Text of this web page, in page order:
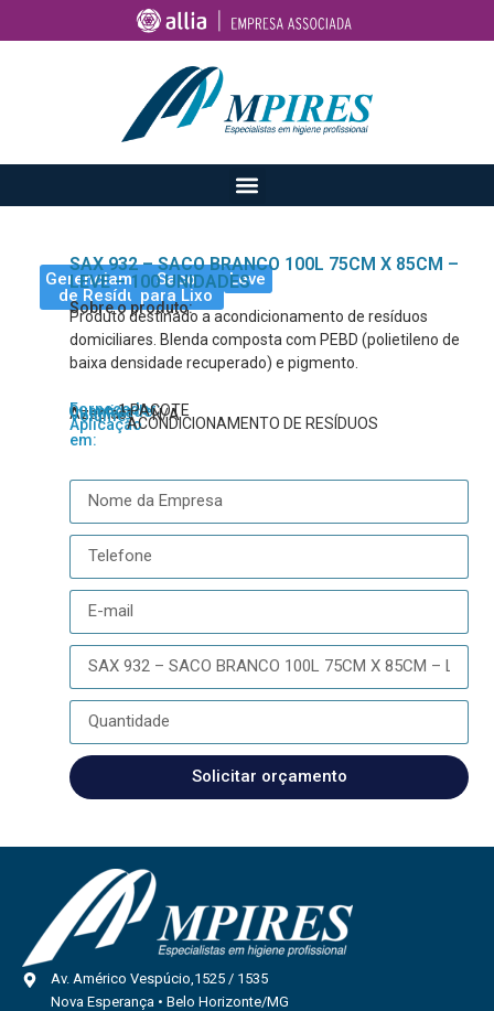
Gerenciamento
de Resíduos
Saco
para Lixo
Leve
SAX 932 – SACO BRANCO 100L 75CM X 85CM –
LEVE – 100 UNIDADES
Sobre o produto:
Produto destinado a acondicionamento de resíduos
domiciliares. Blenda composta com PEBD (polietileno de
baixa densidade recuperado) e pigmento.
Fornecedor:
Azeplast
Quantidade:
1 PACOTE
Volume: N/A
Aplicação
em:
ACONDICIONAMENTO DE RESÍDUOS
Solicitar orçamento
Av. Américo Vespúcio,1525 / 1535
Nova Esperança • Belo Horizonte/MG